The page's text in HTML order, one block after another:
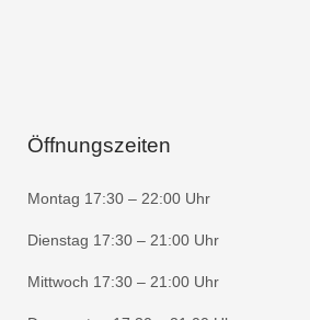
Öffnungszeiten
Montag 17:30 – 22:00 Uhr
Dienstag 17:30 – 21:00 Uhr
Mittwoch 17:30 – 21:00 Uhr